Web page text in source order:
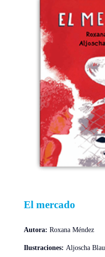
El mercado
Autora: Roxana Méndez
Ilustraciones: Aljoscha Blau